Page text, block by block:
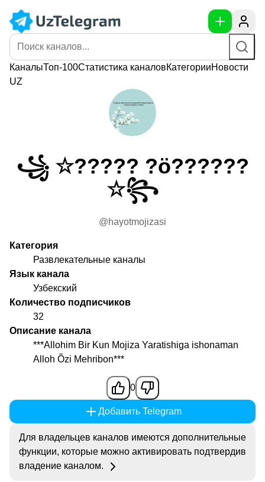
КаналыТоп-100Статистика каналовКатегорииНовости
UZ
꧁ ☆????? ?ö??????
☆꧂
@hayotmojizasi
Категория
Развлекательные каналы
Язык канала
Узбекский
Количество подписчиков
32
Описание канала
***Allohim Bir Kun Mojiza Yaratishiga ishonaman
Alloh Õzi Mehribon***
0
Добавить Telegram
Для владельцев каналов имеются дополнительные
функции, которые можно активировать подтвердив
владение каналом.